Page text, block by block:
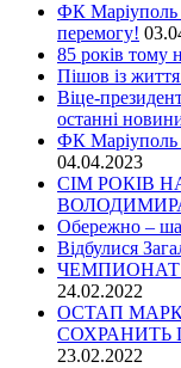
ФК Маріуполь
перемогу!
85 років тому
Пішов із
Віце-
останні
ФК Маріуполь
04.04.2023
СІМ РОКІВ
Обережно –
Відбулися
24.02.2022
ОСТАП
СОХРАНИТЬ
23.02.2022